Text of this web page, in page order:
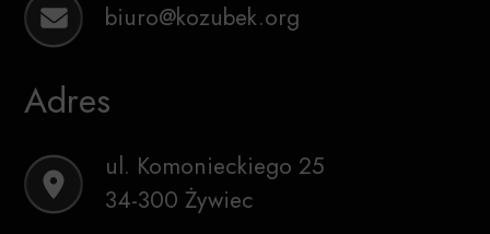
biuro@kozubek.org
Adres
ul. Komonieckiego 25
34-300 Żywiec